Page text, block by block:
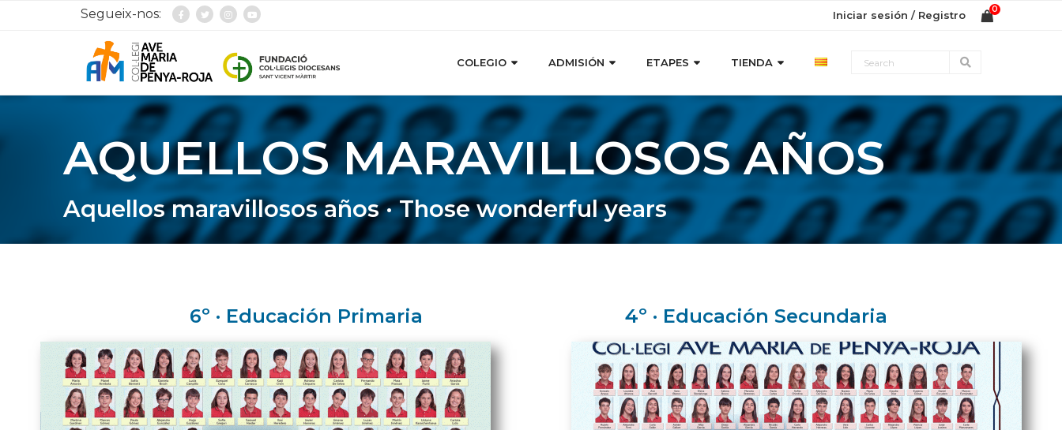
Segueix-nos: Iniciar sesión / Registro
COLEGIO ADMISIÓN ETAPES TIENDA
AQUELLOS MARAVILLOSOS AÑOS
Aquellos maravillosos años · Those wonderful years
6º · Educación Primaria 4º · Educación Secundaria